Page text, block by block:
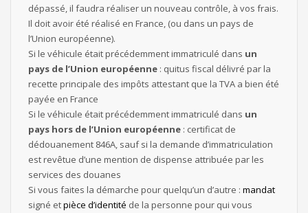
dépassé, il faudra réaliser un nouveau contrôle, à vos frais.
Il doit avoir été réalisé en France, (ou dans un pays de
l’Union européenne).
Si le véhicule était précédemment immatriculé dans un
pays de l’Union européenne : quitus fiscal délivré par la
recette principale des impôts attestant que la TVA a bien été
payée en France
Si le véhicule était précédemment immatriculé dans un
pays hors de l’Union européenne : certificat de
dédouanement 846A, sauf si la demande d’immatriculation
est revêtue d’une mention de dispense attribuée par les
services des douanes
Si vous faites la démarche pour quelqu’un d’autre : mandat
signé etpièce d’identité de la personne pour qui vous